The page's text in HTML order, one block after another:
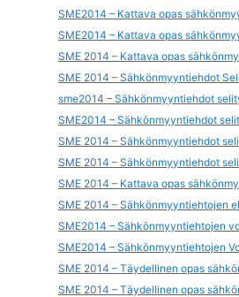
SME2014 – Kattava opas
SME2014 – Kattava opas
SME 2014 – Kattava opas
SME 2014 – Sähkönmyyntiehdot
sme2014 – Sähkönmyyntiehdot
SME2014 – Sähkönmyyntiehdot
SME 2014 – Sähkönmyyntiehdot
SME 2014 – Sähkönmyyntiehdot
SME 2014 – Kattava opas
SME 2014 – Sähkönmyyntiehtojen
SME2014 – Sähkönmyyntiehtojen
SME2014 – Sähkönmyyntiehtojen
SME 2014 – Täydellinen opas
SME 2014 – Täydellinen opas